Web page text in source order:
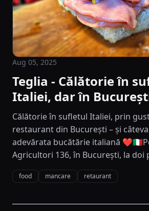
Aug 05, 2025
Teglia - Călătorie în
Italiei, dar în
Călătorie în sufletul Italiei, prin
restaurant din București – și
adevărata bucătărie italiană
Agricultori 136, în București, la doi
food mancare retaurant